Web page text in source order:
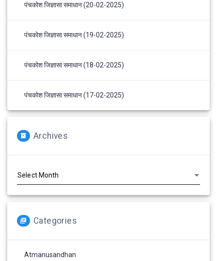
पंचकोश जिज्ञासा समाधान (20-02-2025)
पंचकोश जिज्ञासा समाधान (19-02-2025)
पंचकोश जिज्ञासा समाधान (18-02-2025)
पंचकोश जिज्ञासा समाधान (17-02-2025)
Archives
Categories
Atmanusandhan